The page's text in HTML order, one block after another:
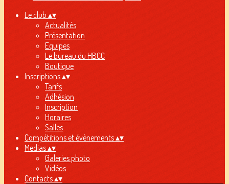
Le club ▴▾
Actualités
Présentation
Equipes
Le bureau du HBCC
Boutique
Inscriptions▴▾
Tarifs
Adhésion
Inscription
Horaires
Salles
Compétitions et évènements▴▾
Medias▴▾
Galeries photo
Vidéos
Contacts▴▾